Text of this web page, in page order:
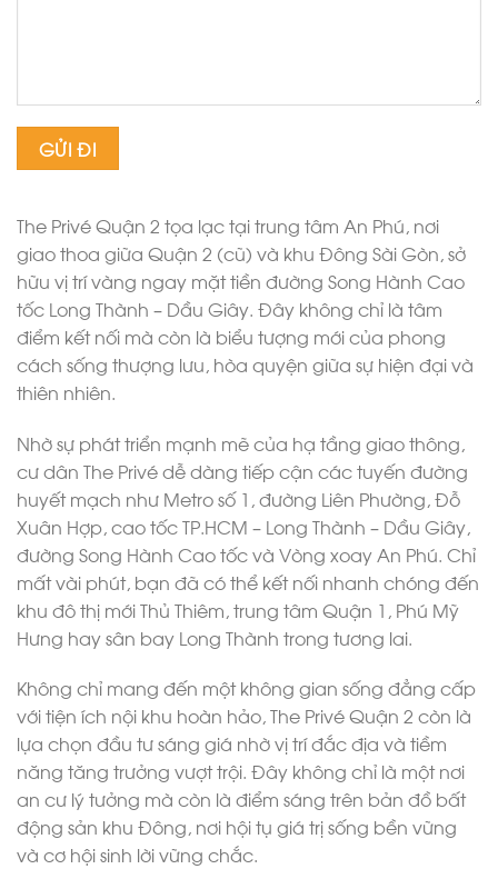
The Privé Quận 2 tọa lạc tại trung tâm An Phú, nơi
giao thoa giữa Quận 2 (cũ) và khu Đông Sài Gòn, sở
hữu vị trí vàng ngay mặt tiền đường Song Hành Cao
tốc Long Thành – Dầu Giây. Đây không chỉ là tâm
điểm kết nối mà còn là biểu tượng mới của phong
cách sống thượng lưu, hòa quyện giữa sự hiện đại và
thiên nhiên.
Nhờ sự phát triển mạnh mẽ của hạ tầng giao thông,
cư dân The Privé dễ dàng tiếp cận các tuyến đường
huyết mạch như Metro số 1, đường Liên Phường, Đỗ
Xuân Hợp, cao tốc TP.HCM – Long Thành – Dầu Giây,
đường Song Hành Cao tốc và Vòng xoay An Phú. Chỉ
mất vài phút, bạn đã có thể kết nối nhanh chóng đến
khu đô thị mới Thủ Thiêm, trung tâm Quận 1, Phú Mỹ
Hưng hay sân bay Long Thành trong tương lai.
Không chỉ mang đến một không gian sống đẳng cấp
với tiện ích nội khu hoàn hảo, The Privé Quận 2 còn là
lựa chọn đầu tư sáng giá nhờ vị trí đắc địa và tiềm
năng tăng trưởng vượt trội. Đây không chỉ là một nơi
an cư lý tưởng mà còn là điểm sáng trên bản đồ bất
động sản khu Đông, nơi hội tụ giá trị sống bền vững
và cơ hội sinh lời vững chắc.